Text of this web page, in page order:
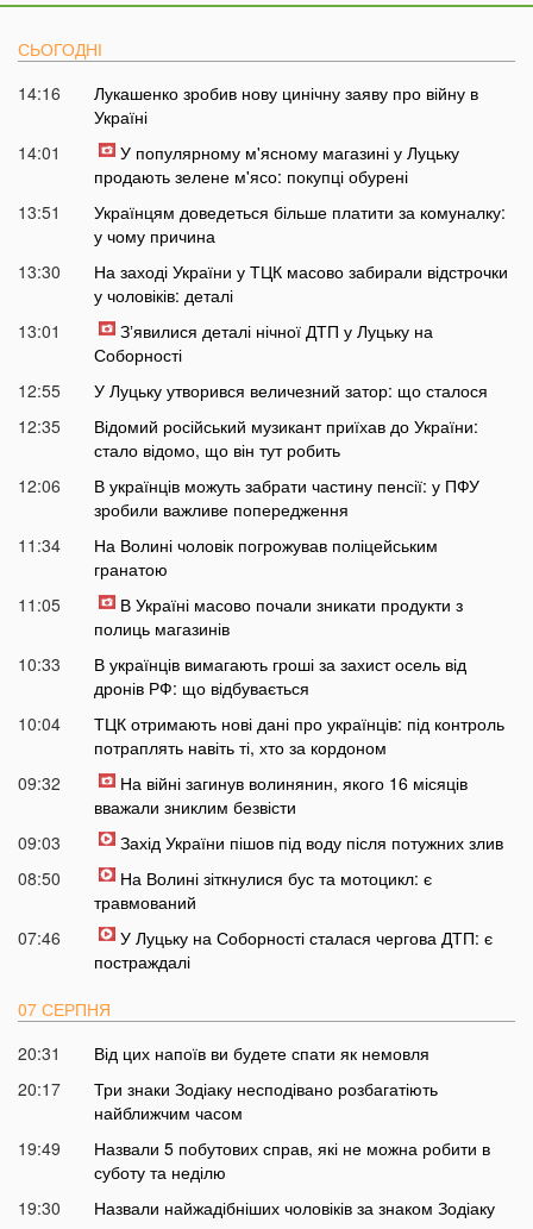
СЬОГОДНІ
14:16
Лукашенко зробив нову цинічну заяву про війну в
Україні
14:01
У популярному м'ясному магазині у Луцьку
продають зелене м'ясо: покупці обурені
13:51
Українцям доведеться більше платити за комуналку:
у чому причина
13:30
На заході України у ТЦК масово забирали відстрочки
у чоловіків: деталі
13:01
Зʼявилися деталі нічної ДТП у Луцьку на
Соборності
12:55
У Луцьку утворився величезний затор: що сталося
12:35
Відомий російський музикант приїхав до України:
стало відомо, що він тут робить
12:06
В українців можуть забрати частину пенсії: у ПФУ
зробили важливе попередження
11:34
На Волині чоловік погрожував поліцейським
гранатою
11:05
В Україні масово почали зникати продукти з
полиць магазинів
10:33
В українців вимагають гроші за захист осель від
дронів РФ: що відбувається
10:04
ТЦК отримають нові дані про українців: під контроль
потраплять навіть ті, хто за кордоном
09:32
На війні загинув волинянин, якого 16 місяців
вважали зниклим безвісти
09:03
Захід України пішов під воду після потужних злив
08:50
На Волині зіткнулися бус та мотоцикл: є
травмований
07:46
У Луцьку на Соборності сталася чергова ДТП: є
постраждалі
07 СЕРПНЯ
20:31
Від цих напоїв ви будете спати як немовля
20:17
Три знаки Зодіаку несподівано розбагатіють
найближчим часом
19:49
Назвали 5 побутових справ, які не можна робити в
суботу та неділю
19:30
Назвали найжадібніших чоловіків за знаком Зодіаку